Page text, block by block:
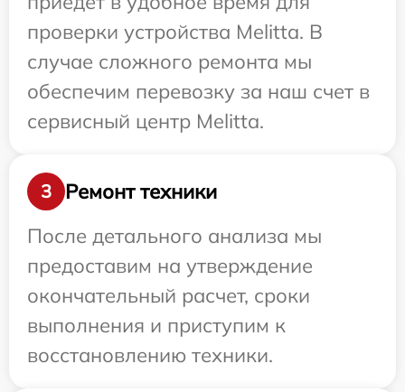
проверки устройства Melitta. В
случае сложного ремонта мы
обеспечим перевозку за наш счет в
сервисный центр Melitta.
3
Ремонт техники
После детального анализа мы
предоставим на утверждение
окончательный расчет, сроки
выполнения и приступим к
восстановлению техники.